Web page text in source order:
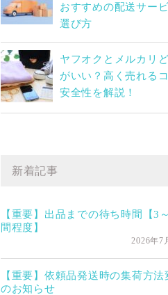
おすすめの配送サー
選び方
ヤフオクとメルカリ
がいい？高く売れる
安全性を解説！
新着記事
【重要】出品までの待ち時間【3
間程度】
2026年7
【重要】依頼品発送時の集荷方法
のお知らせ